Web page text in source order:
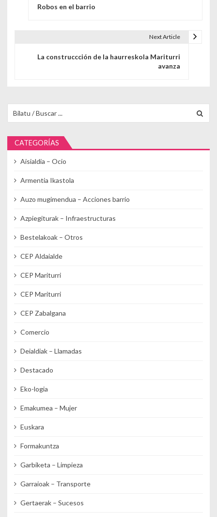
Robos en el barrio
Next Article
La construccción de la haurreskola Mariturri
avanza
CATEGORÍAS
Aisialdia – Ocio
Armentia Ikastola
Auzo mugimendua – Acciones barrio
Azpiegiturak – Infraestructuras
Bestelakoak – Otros
CEP Aldaialde
CEP Mariturri
CEP Mariturri
CEP Zabalgana
Comercio
Deialdiak – Llamadas
Destacado
Eko-logia
Emakumea – Mujer
Euskara
Formakuntza
Garbiketa – Limpieza
Garraioak – Transporte
Gertaerak – Sucesos